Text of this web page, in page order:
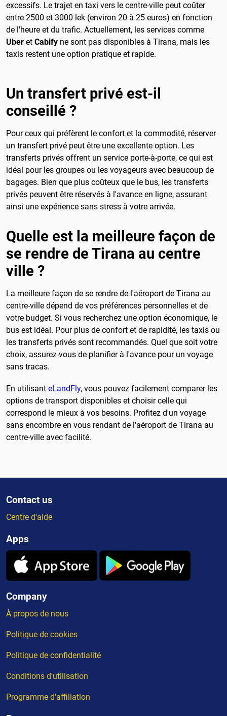
excessifs. Le trajet en taxi vers le centre-ville peut coûter
entre 2500 et 3000 lek (environ 20 à 25 euros) en fonction
de l'heure et du trafic. Actuellement, les services comme
Uber et Cabify ne sont pas disponibles à Tirana, mais les
taxis restent une option pratique et rapide.
Un transfert privé est-il
conseillé ?
Pour ceux qui préfèrent le confort et la commodité, réserver
un transfert privé peut être une excellente option. Les
transferts privés offrent un service porte-à-porte, ce qui est
idéal pour les groupes ou les voyageurs avec beaucoup de
bagages. Bien que plus coûteux que le bus, les transferts
privés peuvent être réservés à l'avance en ligne, assurant
ainsi une expérience sans stress à votre arrivée.
Quelle est la meilleure façon de
se rendre de Tirana au centre
ville ?
La meilleure façon de se rendre de l'aéroport de Tirana au
centre-ville dépend de vos préférences personnelles et de
votre budget. Si vous recherchez une option économique, le
bus est idéal. Pour plus de confort et de rapidité, les taxis ou
les transferts privés sont recommandés. Quel que soit votre
choix, assurez-vous de planifier à l'avance pour un voyage
sans tracas.
En utilisant eLandFly, vous pouvez facilement comparer les
options de transport disponibles et choisir celle qui
correspond le mieux à vos besoins. Profitez d'un voyage
sans encombre en vous rendant de l'aéroport de Tirana au
centre-ville avec facilité.
Contact us
Centre d'aide
Apps
Company
À propos de nous
Politique de cookies
Politique de confidentialité
Conditions d'utilisation
Programme d'affiliation